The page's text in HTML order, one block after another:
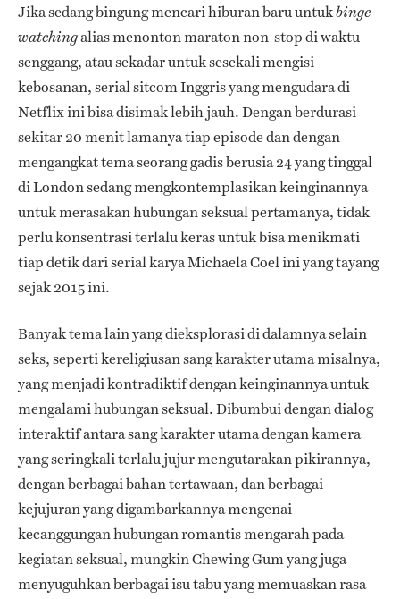
Jika sedang bingung mencari hiburan baru untukbinge
watchingalias menonton maraton non-stop di waktu
senggang, atau sekadar untuk sesekali mengisi
kebosanan, serial sitcom Inggris yang mengudara di
Netflix ini bisa disimak lebih jauh. Dengan berdurasi
sekitar 20 menit lamanya tiap episode dan dengan
mengangkat tema seorang gadis berusia 24 yang tinggal
di London sedang mengkontemplasikan keinginannya
untuk merasakan hubungan seksual pertamanya, tidak
perlu konsentrasi terlalu keras untuk bisa menikmati
tiap detik dari serial karya Michaela Coel ini yang tayang
sejak 2015 ini.
Banyak tema lain yang dieksplorasi di dalamnya selain
seks, seperti kereligiusan sang karakter utama misalnya,
yang menjadi kontradiktif dengan keinginannya untuk
mengalami hubungan seksual. Dibumbui dengan dialog
interaktif antara sang karakter utama dengan kamera
yang seringkali terlalu jujur mengutarakan pikirannya,
dengan berbagai bahan tertawaan, dan berbagai
kejujuran yang digambarkannya mengenai
kecanggungan hubungan romantis mengarah pada
kegiatan seksual, mungkin Chewing Gum yang juga
menyuguhkan berbagai isu tabu yang memuaskan rasa